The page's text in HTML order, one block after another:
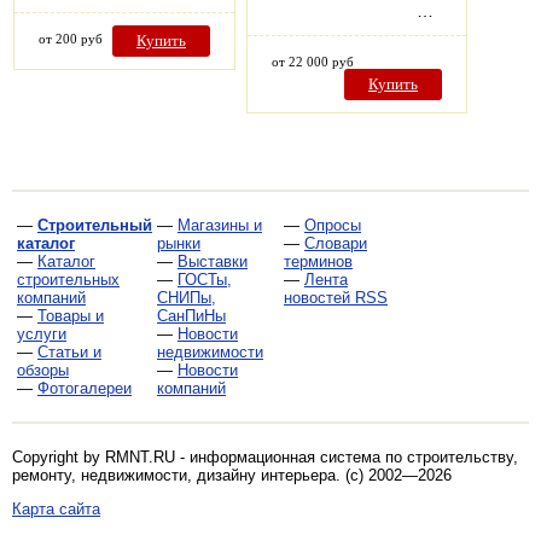
от 200 руб Купить
от 22 000 руб
Купить
— Строительный
каталог
— Каталог
строительных
компаний
— Товары и
услуги
— Статьи и
обзоры
— Фотогалереи
— Магазины и
рынки
— Выставки
— ГОСТы,
СНИПы,
СанПиНы
— Новости
недвижимости
— Новости
компаний
— Опросы
— Словари
терминов
— Лента
новостей RSS
Copyright by RMNT.RU - информационная система по строительству,
ремонту, недвижимости, дизайну интерьера. (c) 2002—2026
Карта сайта